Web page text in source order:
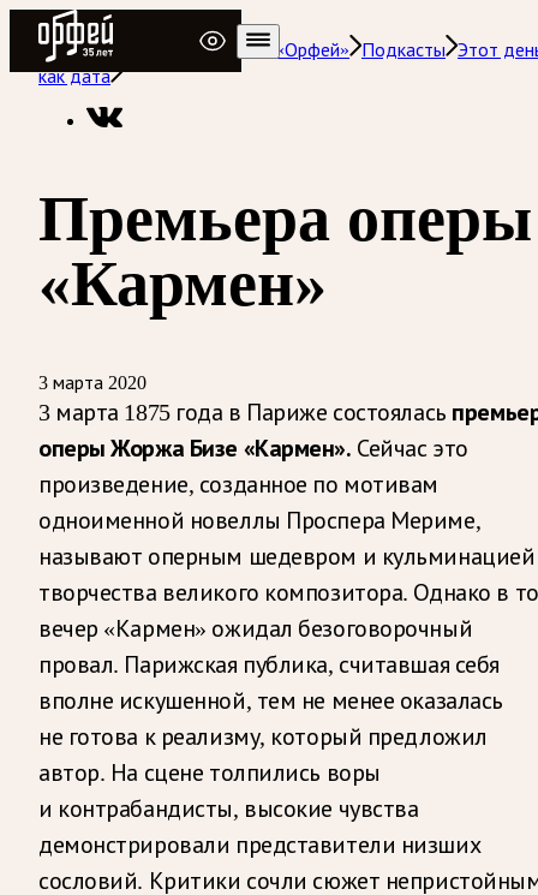
Радио Орфей
Радио классической музыки «Орфей»
Подкасты
Этот
как дата
Премьера оперы
«Кармен»
3 марта 2020
3 марта 1875 года в Париже состоялась
оперы Жоржа Бизе «Кармен». Сейчас это
произведение, созданное по мотивам
одноименной новеллы Проспера Мериме,
называют оперным шедевром и кульминацией
творчества великого композитора. Однако в
вечер «Кармен» ожидал безоговорочный
провал. Парижская публика, считавшая себя
вполне искушенной, тем не менее оказалась
не готова к реализму, который предложил
автор. На сцене толпились воры
и контрабандисты, высокие чувства
демонстрировали представители низших
сословий. Критики сочли сюжет